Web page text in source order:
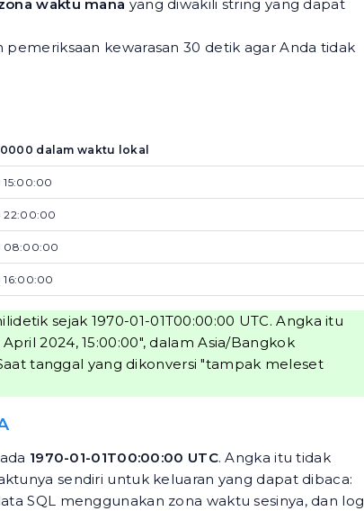
waktu mana yang diwakili string yang dapat
kewarasan 30 detik agar Anda tidak
dalam waktu lokal
22:00:00
08:00:00
16:00:00
sejak 1970-01-01T00:00:00 UTC. Angka itu
2024, 15:00:00", dalam Asia/Bangkok
tanggal yang dikonversi "tampak meleset
1970-01-01T00:00:00 UTC. Angka itu tidak
sendiri untuk keluaran yang dapat dibaca:
SQL menggunakan zona waktu sesinya, dan log